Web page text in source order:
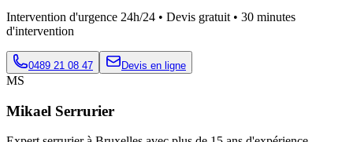
Intervention d'urgence 24h/24 • Devis gratuit • 30 minutes
d'intervention
0489 21 08 47 Devis en ligne
MS
Mikael Serrurier